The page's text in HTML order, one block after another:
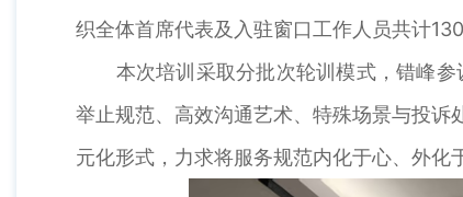
织全体首席代表及入驻窗口工作人员共计
本次培训采取分批次轮训模式，错峰参
举止规范、高效沟通艺术、特殊场景与投
元化形式，力求将服务规范内化于心、外化